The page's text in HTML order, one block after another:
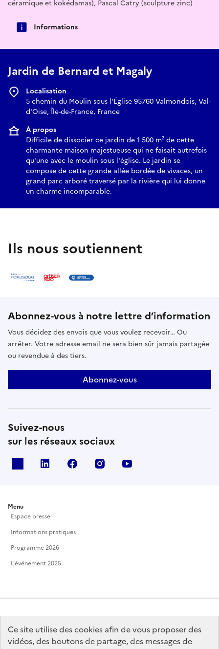
Ce site utilise des cookies afin de vous proposer des
vidéos, des boutons de partage, des messages de
céramique et kokédamas), Pascal Catry (sculpture zinc)
Informations
Jardin de Bernard et Magaly
Localisation
5 chemin du Moulin sous l'Église 95760 Valmondois, Val-
d'Oise, Île-de-France, France
À propos
Difficile de dissocier ce jardin de 1 500 m² de cette
charmante maison majestueuse qui ne faisait autrefois
qu'une avec le moulin sous l'église. Le jardin se
compose de cette grande allée bordée de vivaces, un
grand parc arboré traversé par la rivière qui lui donne
un charme incomparable.
Ils nous soutiennent
Abonnez-vous à notre lettre d’information
Vous décidez des envois que vous voulez recevoir… Ou
arrêter. Votre adresse email ne sera bien sûr jamais partagée
ou revendue à des tiers.
Abonnez-vous
Suivez-nous
sur les réseaux sociaux
Linkedin Facebook Instagram
Menu
Espace presse
Informations pratiques
Programme 2026
L'événement 2025
MINISTÈRE
DE LA CULTURE